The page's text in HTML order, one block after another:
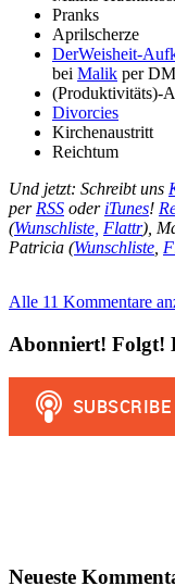
Pranks
Aprilscherze
DerWeisheit-
bei Malik per
(Produktivitäts)-
Divorcies
Kirchenaustritt
Reichtum
Und jetzt: Schreibt uns
perRSS oder iTunes!
(Wunschliste, Flattr),
Patricia (Wunschliste,
Alle 11 Kommentare
Abonniert! Folgt!
Neueste